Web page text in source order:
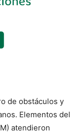
de obstáculos y
Elementos del
atendieron